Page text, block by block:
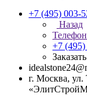
+7 (495) 003-
Назад
+7
г. Москва, ул.